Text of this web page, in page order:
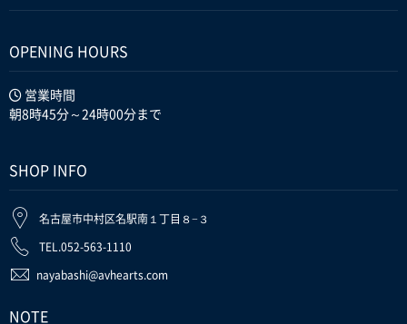
OPENING HOURS
営業時間
朝8時45分～24時00分まで
SHOP INFO
名古屋市中村区名駅南１丁目８−３
TEL.052-563-1110
nayabashi@avhearts.com
NOTE